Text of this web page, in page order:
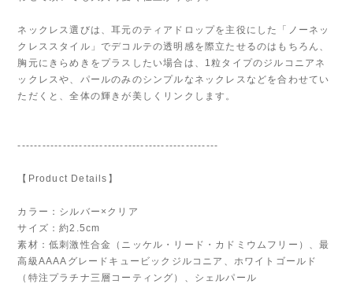
ネックレス選びは、耳元のティアドロップを主役にした「ノーネッ
クレススタイル」でデコルテの透明感を際立たせるのはもちろん、
胸元にきらめきをプラスしたい場合は、1粒タイプのジルコニアネ
ックレスや、パールのみのシンプルなネックレスなどを合わせてい
ただくと、全体の輝きが美しくリンクします。
-------------------------------------------------
【Product Details】
カラー：シルバー×クリア
サイズ：約2.5cm
素材：低刺激性合金（ニッケル・リード・カドミウムフリー）、最
高級AAAAグレードキュービックジルコニア、ホワイトゴールド
（特注プラチナ三層コーティング）、シェルパール